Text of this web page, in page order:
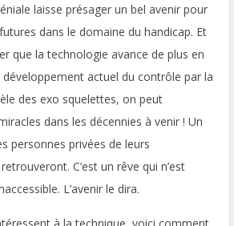
laisse présager un bel avenir pour
dans le domaine du handicap. Et
que la technologie avance de plus en
développement actuel du contrôle par la
des exo squelettes, on peut
dans les décennies à venir ! Un
personnes privées de leurs
C’est un rêve qui n’est
L’avenir le dira.